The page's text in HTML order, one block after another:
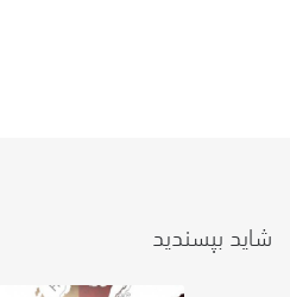
شاید بپسندید